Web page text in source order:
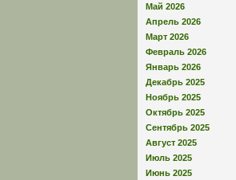
Май 2026
Апрель 2026
Март 2026
Февраль 2026
Январь 2026
Декабрь 2025
Ноябрь 2025
Октябрь 2025
Сентябрь 2025
Август 2025
Июль 2025
Июнь 2025